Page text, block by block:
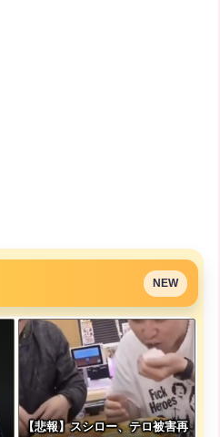
NEW
【悲報】スシロー、テロ被害再